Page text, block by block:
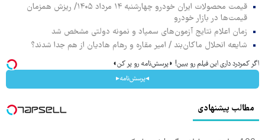
قیمت محصولات ایران خودرو چهارشنبه ۱۴ مرداد ۱۴۰۵/ ریزش همزمان
قیمت‌ها در بازار خودرو
زمان اعلام نتایج آزمون‌های سمپاد و نمونه دولتی مشخص شد
شایعه انحلال ماکان‌بند / امیر مقاره و رهام هادیان از هم جدا شدند؟
اگر کمردرد داری این فیلم رو ببین! ◗پرسش‌نامه رو پر کن◖
◂پرسش‌نامه▸
مطالب پیشنهادی